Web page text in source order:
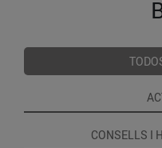
CONSELLS I